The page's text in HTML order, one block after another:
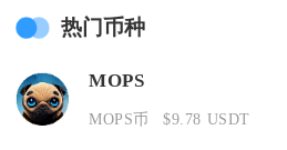
热门币种
MOPS
MOPS币 $9.78 USDT